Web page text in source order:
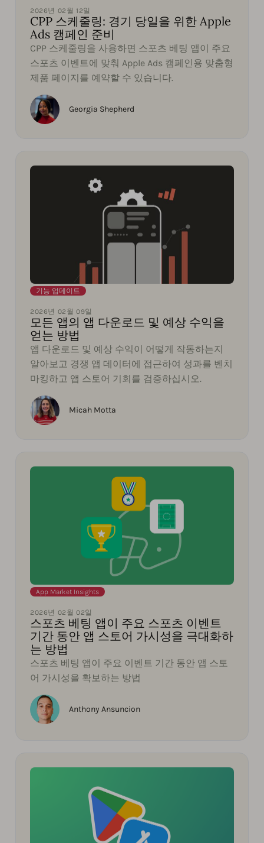
2026년 02월 12일
CPP 스케줄링: 경기 당일을 위한 Apple
Ads 캠페인 준비
CPP 스케줄링을 사용하면 스포츠 베팅 앱이 주요
스포츠 이벤트에 맞춰 Apple Ads 캠페인용 맞춤형
제품 페이지를 예약할 수 있습니다.
Georgia Shepherd
기능 업데이트
2026년 02월 09일
모든 앱의 앱 다운로드 및 예상 수익을
얻는 방법
앱 다운로드 및 예상 수익이 어떻게 작동하는지
알아보고 경쟁 앱 데이터에 접근하여 성과를 벤치
마킹하고 앱 스토어 기회를 검증하십시오.
Micah Motta
App Market Insights
2026년 02월 02일
스포츠 베팅 앱이 주요 스포츠 이벤트
기간 동안 앱 스토어 가시성을 극대화하
는 방법
스포츠 베팅 앱이 주요 이벤트 기간 동안 앱 스토
어 가시성을 확보하는 방법
Anthony Ansuncion